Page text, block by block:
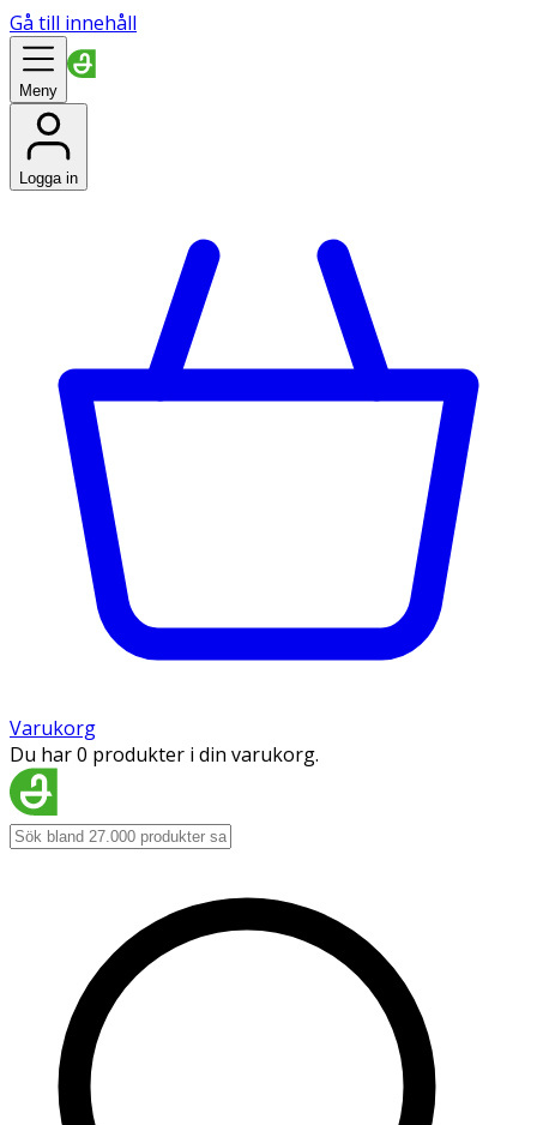
Gå till innehåll
Meny
Logga in
Varukorg
Du har 0 produkter i din varukorg.